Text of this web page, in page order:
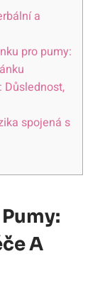
a
pro pumy:
Důslednost,
spojená s
A